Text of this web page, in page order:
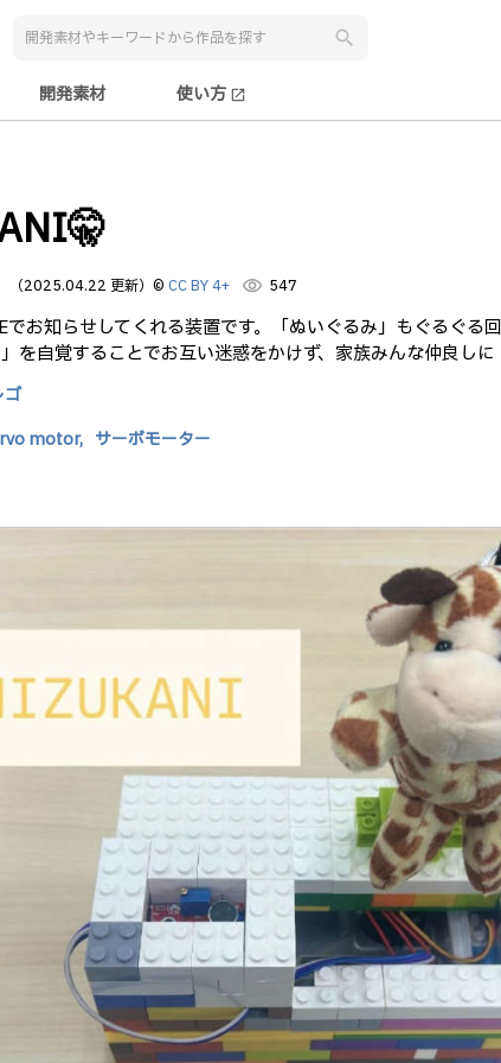
search
開発素材 使い方 open_in_new
（2025.04.22 更新） © CC BY 4+ visibility 547
お知らせしてくれる装置です。「ぬいぐるみ」もぐるぐる
を自覚することでお互い迷惑をかけず、家族みんな仲良しに
ゴ
motor, サーボモーター